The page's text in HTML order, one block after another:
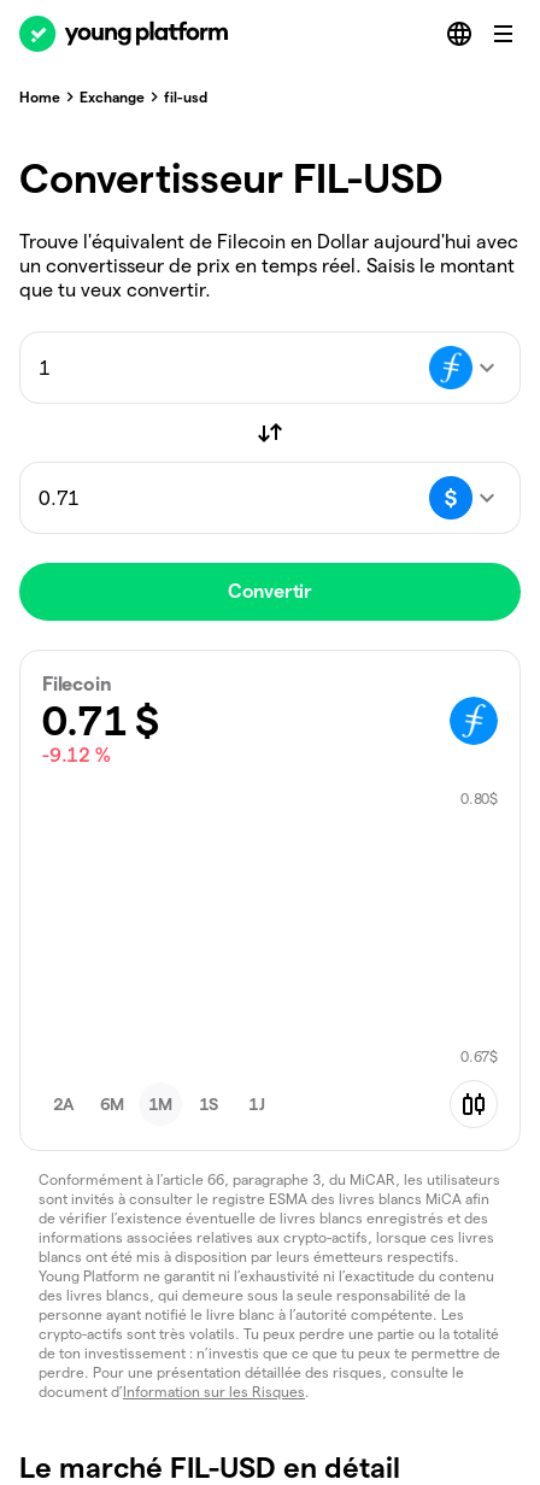
Home Exchange fil-usd
Convertisseur FIL-USD
Trouve l'équivalent de Filecoin en Dollar aujourd'hui avec
un convertisseur de prix en temps réel. Saisis le montant
que tu veux convertir.
Convertir
Filecoin
0.71 $
-9.12 %
0.80$
0.67$
2A 6M 1M 1S 1J
Conformément à l’article 66, paragraphe 3, du MiCAR, les utilisateurs
sont invités à consulter le registre ESMA des livres blancs MiCA afin
de vérifier l’existence éventuelle de livres blancs enregistrés et des
informations associées relatives aux crypto-actifs, lorsque ces livres
blancs ont été mis à disposition par leurs émetteurs respectifs.
Young Platform ne garantit ni l’exhaustivité ni l’exactitude du contenu
des livres blancs, qui demeure sous la seule responsabilité de la
personne ayant notifié le livre blanc à l’autorité compétente. Les
crypto-actifs sont très volatils. Tu peux perdre une partie ou la totalité
de ton investissement : n’investis que ce que tu peux te permettre de
perdre. Pour une présentation détaillée des risques, consulte le
document d’Information sur les Risques.
Le marché FIL-USD en détail